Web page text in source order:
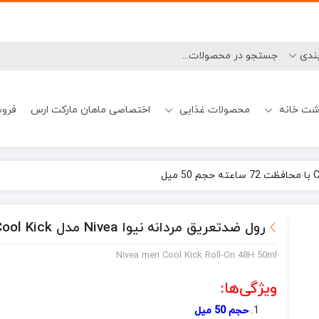
خانه محصولات غذایی اختصاصی ماهان مارکت ارس
رول ضدتعریق مردانه نیوا Nivea مدل Cool Kick با محافظت 72 ساعته حجم 50 میل
Nivea men Cool Kick Roll-On 48H 50ml
ویژگی‌ها:
حجم 50 میل